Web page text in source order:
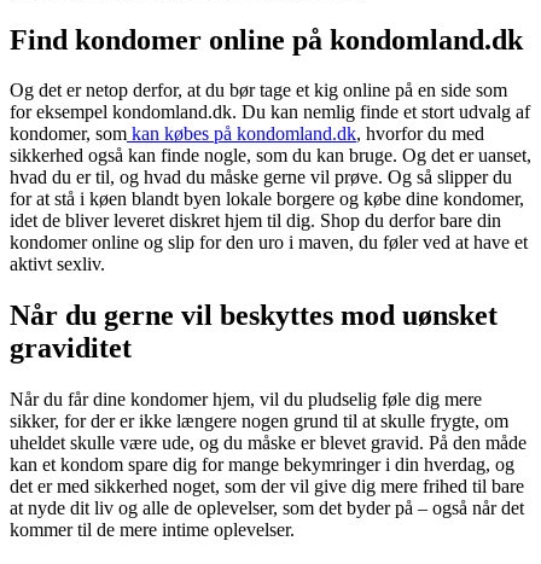
Find kondomer online på kondomland.dk
Og det er netop derfor, at du bør tage et kig online på en side som
for eksempel kondomland.dk. Du kan nemlig finde et stort udvalg af
kondomer, som kan købes på kondomland.dk, hvorfor du med
sikkerhed også kan finde nogle, som du kan bruge. Og det er uanset,
hvad du er til, og hvad du måske gerne vil prøve. Og så slipper du
for at stå i køen blandt byen lokale borgere og købe dine kondomer,
idet de bliver leveret diskret hjem til dig. Shop du derfor bare din
kondomer online og slip for den uro i maven, du føler ved at have et
aktivt sexliv.
Når du gerne vil beskyttes mod uønsket
graviditet
Når du får dine kondomer hjem, vil du pludselig føle dig mere
sikker, for der er ikke længere nogen grund til at skulle frygte, om
uheldet skulle være ude, og du måske er blevet gravid. På den måde
kan et kondom spare dig for mange bekymringer i din hverdag, og
det er med sikkerhed noget, som der vil give dig mere frihed til bare
at nyde dit liv og alle de oplevelser, som det byder på – også når det
kommer til de mere intime oplevelser.